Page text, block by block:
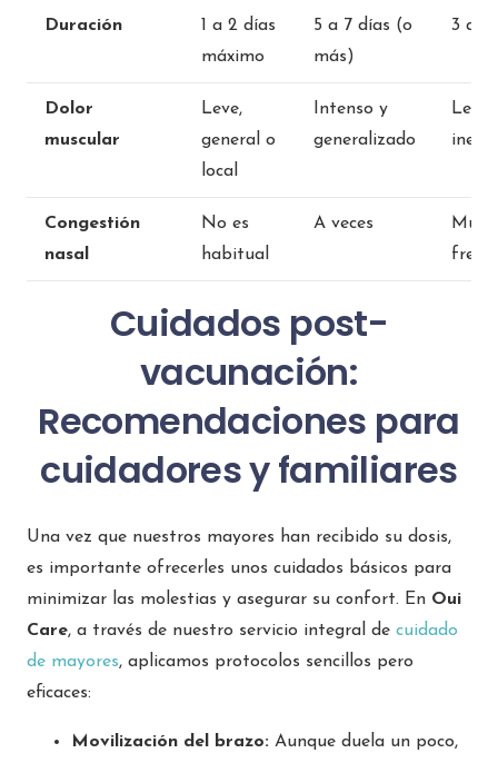
Duración
1 a 2 días
máximo
5 a 7 días (o
más)
3 a 5
Dolor
muscular
Leve,
general o
local
Intenso y
generalizado
Leve
Congestión
nasal
No es
habitual
A veces
Muy
Cuidados post-
vacunación:
Recomendaciones para
cuidadores y familiares
Una vez que nuestros mayores han recibido su dosis,
es importante ofrecerles unos cuidados básicos para
minimizar las molestias y asegurar su confort. En Oui
Care, a través de nuestro servicio integral de cuidado
de mayores, aplicamos protocolos sencillos pero
eficaces:
Movilización del brazo: Aunque duela un poco,